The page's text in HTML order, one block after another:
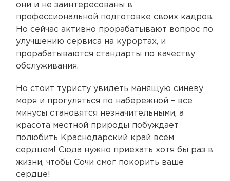
они и не заинтересованы в
профессиональной подготовке своих кадров.
Но сейчас активно прорабатывают вопрос по
улучшению сервиса на курортах, и
прорабатываются стандарты по качеству
обслуживания.
Но стоит туристу увидеть манящую синеву
моря и прогуляться по набережной – все
минусы становятся незначительными, а
красота местной природы побуждает
полюбить Краснодарский край всем
сердцем! Сюда нужно приехать хотя бы раз в
жизни, чтобы Сочи смог покорить ваше
сердце!